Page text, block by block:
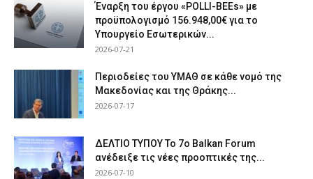
Έναρξη του έργου «POLLI-BEEs» με
προϋπολογισμό 156.948,00€ για το
Υπουργείο Εσωτερικών...
2026-07-21
Περιοδείες του ΥΜΑΘ σε κάθε νομό της
Μακεδονίας και της Θράκης...
2026-07-17
ΔΕΛΤΙΟ ΤΥΠΟΥ Το 7ο Balkan Forum
ανέδειξε τις νέες προοπτικές της...
2026-07-10